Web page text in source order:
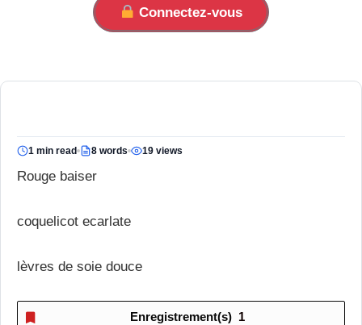
Connectez-vous
1 min read 8 words 19 views
Rouge baiser
coquelicot ecarlate
lèvres de soie douce
Enregistrement(s) 1